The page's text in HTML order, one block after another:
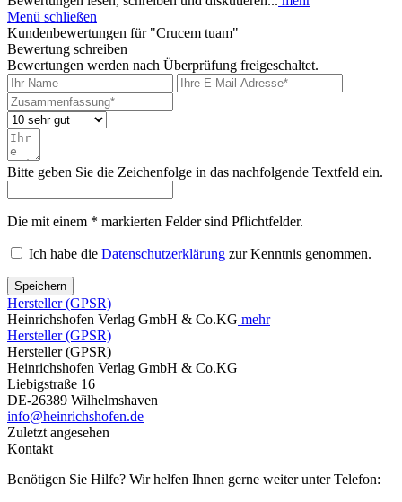
Menü schließen
Kundenbewertungen für "Crucem tuam"
Bewertung schreiben
Bewertungen werden nach Überprüfung freigeschaltet.
Bitte geben Sie die Zeichenfolge in das nachfolgende Textfeld ein.
Die mit einem * markierten Felder sind Pflichtfelder.
Ich habe die Datenschutzerklärung zur Kenntnis genommen.
Speichern
Hersteller (GPSR)
Heinrichshofen Verlag GmbH & Co.KG mehr
Hersteller (GPSR)
Hersteller (GPSR)
Heinrichshofen Verlag GmbH & Co.KG
Liebigstraße 16
DE-26389 Wilhelmshaven
info@heinrichshofen.de
Zuletzt angesehen
Kontakt
Benötigen Sie Hilfe? Wir helfen Ihnen gerne weiter unter Telefon: